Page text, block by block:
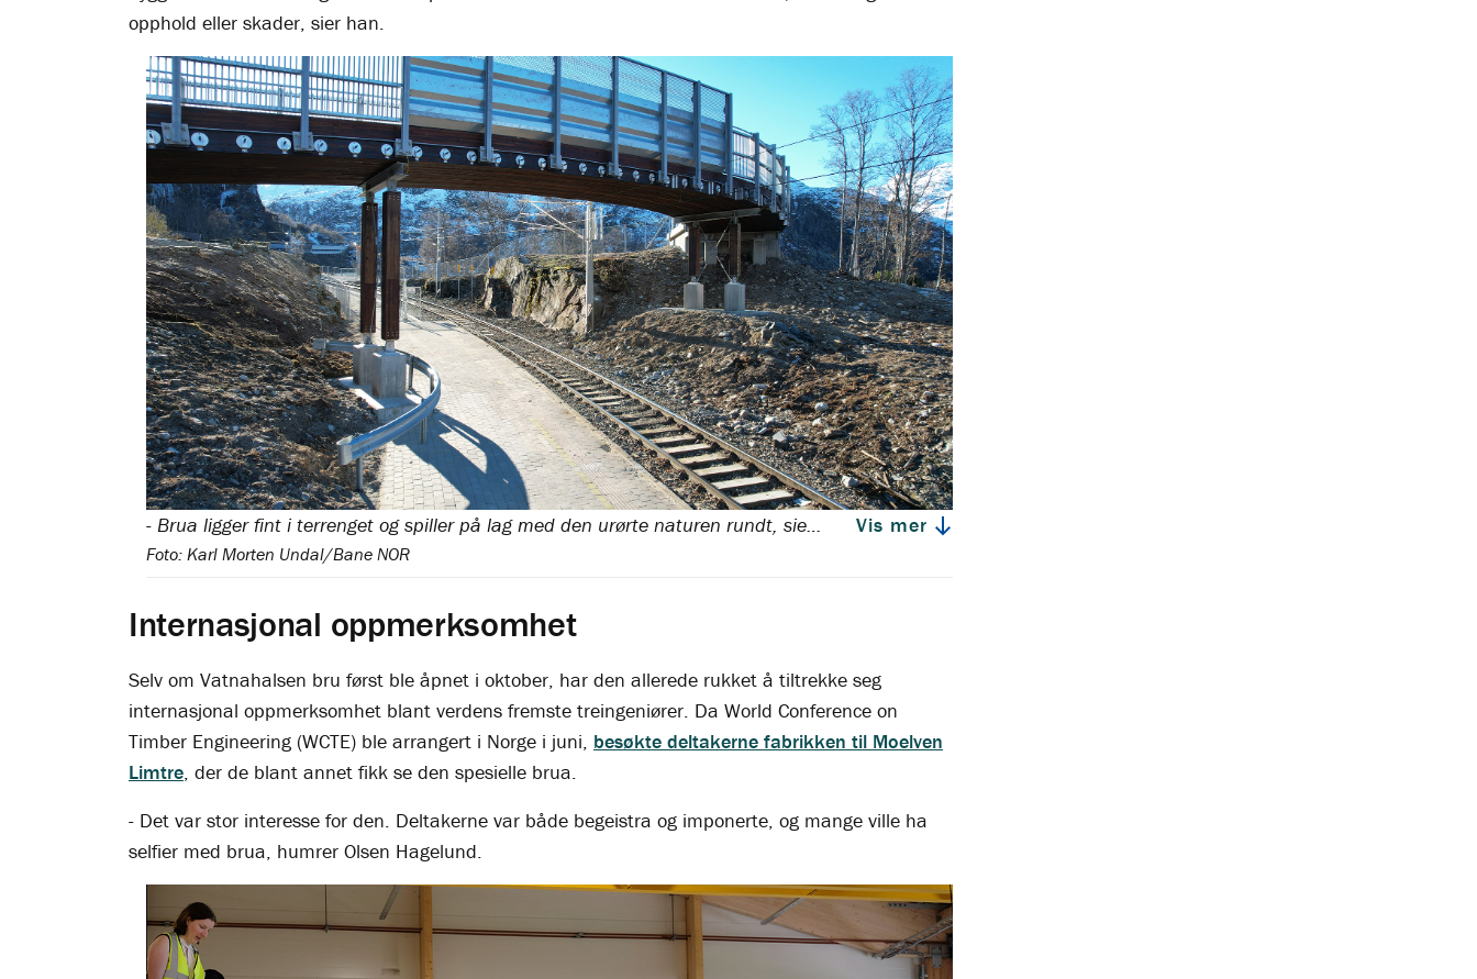
opphold eller skader, sier han.
- Brua ligger fint i terrenget og spiller på lag med den urørte naturen rundt, sier byggeleder Håkon Berge i Bane NOR. Vis mer
Foto: Karl Morten Undal/Bane NOR
Internasjonal oppmerksomhet
Selv om Vatnahalsen bru først ble åpnet i oktober, har den allerede rukket å tiltrekke seg
internasjonal oppmerksomhet blant verdens fremste treingeniører. Da World Conference on
Timber Engineering (WCTE) ble arrangert i Norge i juni, besøkte deltakerne fabrikken til Moelven
Limtre, der de blant annet fikk se den spesielle brua.
- Det var stor interesse for den. Deltakerne var både begeistra og imponerte, og mange ville ha
selfier med brua, humrer Olsen Hagelund.